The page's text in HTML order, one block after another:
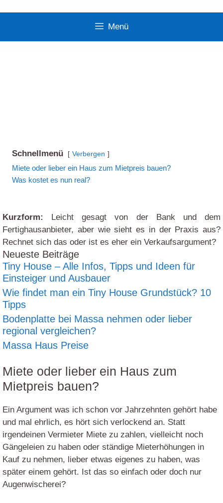
Menü
Schnellmenü Verbergen
Miete oder lieber ein Haus zum Mietpreis bauen?
Was kostet es nun real?
Kurzform:
Leicht gesagt von der Bank und dem
Fertighausanbieter, aber wie sieht es in der Praxis aus?
Rechnet sich das oder ist es eher ein Verkaufsargument?
Neueste Beiträge
Tiny House – Alle Infos, Tipps und Ideen für
Einsteiger und Ausbauer
Wie findet man ein Tiny House Grundstück? 10
Tipps
Bodenplatte bei Massa nehmen oder lieber
regional vergleichen?
Massa Haus Preise
Miete oder lieber ein Haus zum
Mietpreis bauen?
Ein Argument was ich schon vor Jahrzehnten gehört habe
und mal ehrlich, es hört sich verlockend an. Statt
irgendeinen Vermieter Miete zu zahlen, vielleicht noch
Gängeleien zu haben oder ständige Mieterhöhungen in
Kauf zu nehmen, lieber etwas eigenes zu haben, was
später einem gehört. Ist das so einfach oder doch nur
Augenwischerei?